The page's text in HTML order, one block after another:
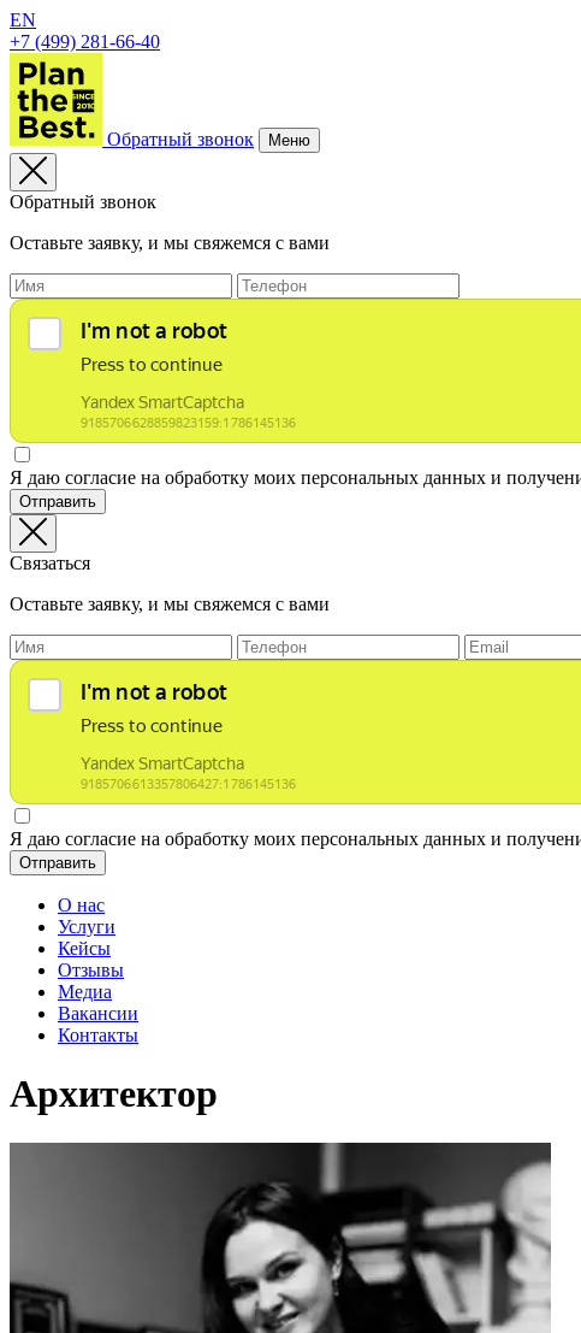
EN
+7 (499) 281-66-40
Обратный звонок Меню
Обратный звонок
Оставьте заявку, и мы свяжемся с вами
Я даю согласие на обработку моих персональных данных и
Отправить
Связаться
Оставьте заявку, и мы свяжемся с вами
Я даю согласие на обработку моих персональных данных и
Отправить
О нас
Услуги
Кейсы
Отзывы
Медиа
Вакансии
Контакты
Архитектор